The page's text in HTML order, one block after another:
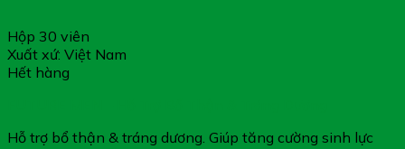
Hộp 30 viên
Xuất xứ: Việt Nam
Hết hàng
Hỗ trợ bổ thận & tráng dương. Giúp tăng cường sinh lực